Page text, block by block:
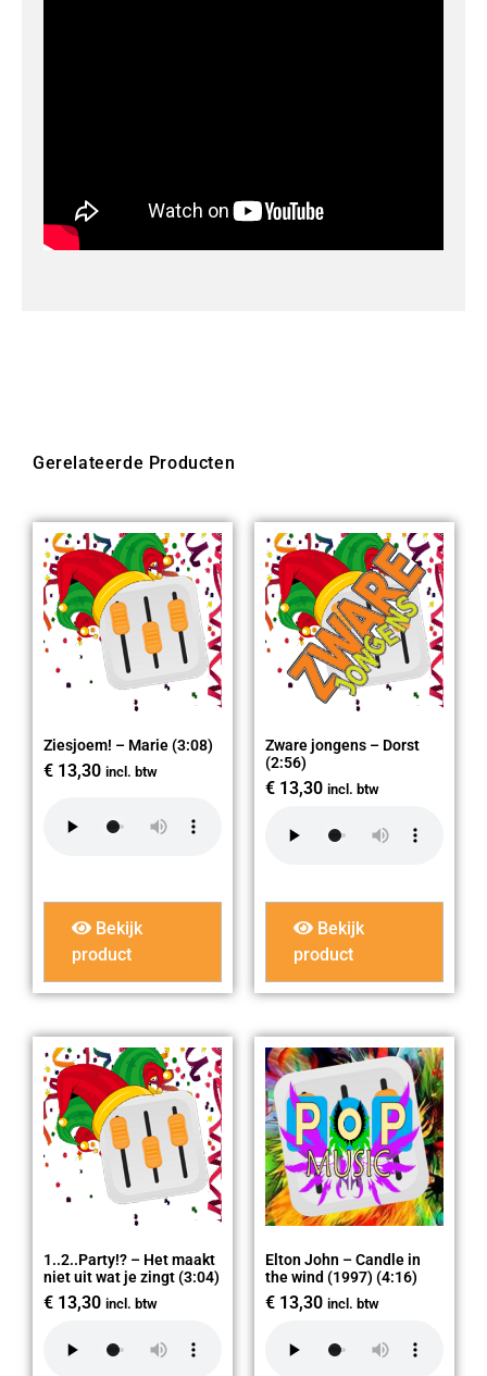
Gerelateerde Producten
Ziesjoem! – Marie (3:08)
€ 13,30 incl. btw
Bekijk
product
Zware jongens – Dorst
(2:56)
€ 13,30 incl. btw
Bekijk
product
1..2..Party!? – Het maakt
niet uit wat je zingt (3:04)
€ 13,30 incl. btw
Elton John – Candle in
the wind (1997) (4:16)
€ 13,30 incl. btw